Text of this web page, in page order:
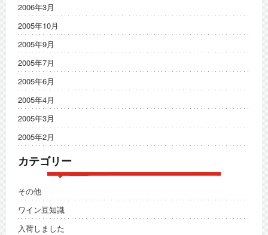
2006年3月
2005年10月
2005年9月
2005年7月
2005年6月
2005年4月
2005年3月
2005年2月
カテゴリー
その他
ワイン豆知識
入荷しました